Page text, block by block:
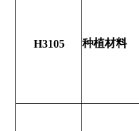
H3105 种植材料